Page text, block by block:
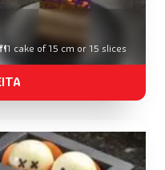
1 cake of 15 cm or 15 slices